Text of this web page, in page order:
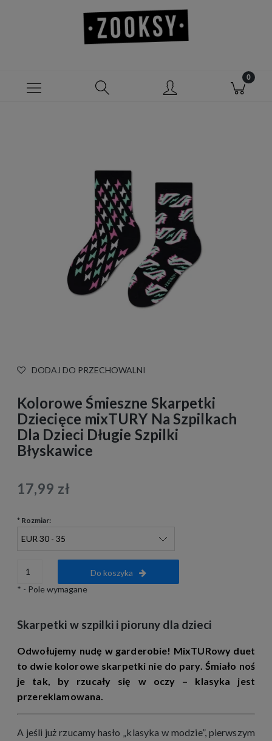
DODAJ DO PRZECHOWALNI
Kolorowe Śmieszne Skarpetki
Dziecięce mixTURY Na Szpilkach
Dla Dzieci Długie Szpilki
Błyskawice
17,99 zł
* Rozmiar:
Do koszyka
* - Pole wymagane
Skarpetki w szpilki i pioruny dla dzieci
Odwołujemy nudę w garderobie! MixTURowy duet
to dwie kolorowe skarpetki nie do pary. Śmiało noś
je tak, by rzucały się w oczy – klasyka jest
przereklamowana.
A jeśli już rzucamy hasło „klasyka w modzie”, pierwszym